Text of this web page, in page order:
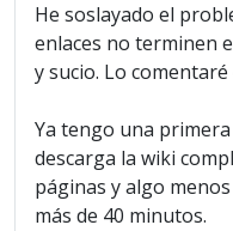
He soslayado el
enlaces no terminen
y sucio. Lo
Ya tengo una
descarga la wiki
páginas y algo
más de 40 minutos.